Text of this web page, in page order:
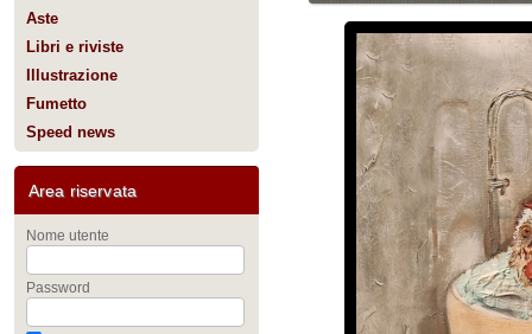
Aste
Libri e riviste
Illustrazione
Fumetto
Speed news
Area riservata
Nome utente
Password